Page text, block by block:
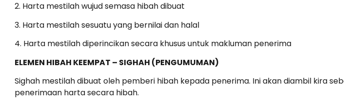
2. Harta mestilah wujud semasa hibah dibuat
3. Harta mestilah sesuatu yang bernilai dan halal
4. Harta mestilah diperincikan secara khusus untuk makluman penerima
ELEMEN HIBAH KEEMPAT – SIGHAH (PENGUMUMAN)
Sighah mestilah dibuat oleh pemberi hibah kepada penerima. Ini akan diambil kira
penerimaan harta secara hibah.